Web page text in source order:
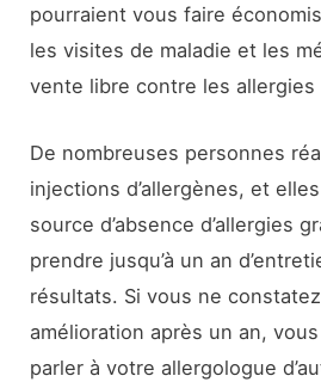
pourraient vous faire
les visites de maladie et les
vente libre contre les allergies
De nombreuses personnes
injections d’allergènes, et
source d’absence d’allergies
prendre jusqu’à un an
résultats. Si vous ne
amélioration après un an,
parler à votre allergologue